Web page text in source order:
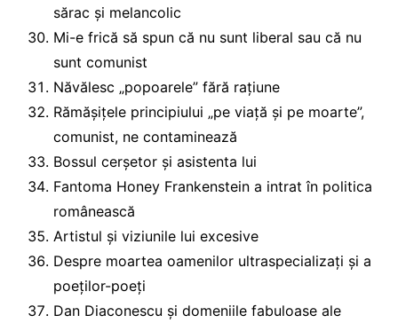
sărac și melancolic
Mi-e frică să spun că nu sunt liberal sau că nu
sunt comunist
Năvălesc „popoarele” fără rațiune
Rămășițele principiului „pe viață și pe moarte”,
comunist, ne contaminează
Bossul cerșetor și asistenta lui
Fantoma Honey Frankenstein a intrat în politica
românească
Artistul și viziunile lui excesive
Despre moartea oamenilor ultraspecializați și a
poeților-poeți
Dan Diaconescu și domeniile fabuloase ale